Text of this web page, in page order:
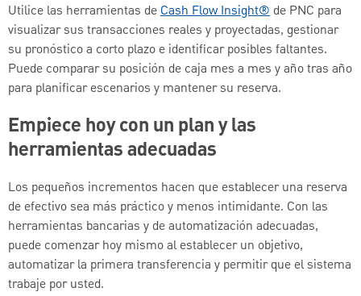
Utilice las herramientas deCash Flow Insight® de PNC para
visualizar sus transacciones reales y proyectadas, gestionar
su pronóstico a corto plazo e identificar posibles faltantes.
Puede comparar su posición de caja mes a mes y año tras año
para planificar escenarios y mantener su reserva.
Empiece hoy con un plan y las
herramientas adecuadas
Los pequeños incrementos hacen que establecer una reserva
de efectivo sea más práctico y menos intimidante. Con las
herramientas bancarias y de automatización adecuadas,
puede comenzar hoy mismo al establecer un objetivo,
automatizar la primera transferencia y permitir que el sistema
trabaje por usted.